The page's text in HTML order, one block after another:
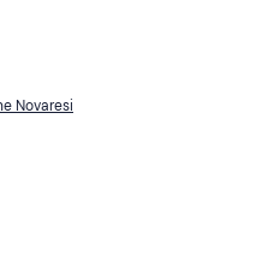
Novaresi